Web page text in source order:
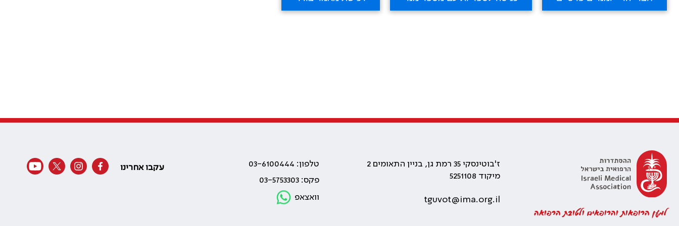
למען הרופאות והרופאים ולטובת הרפואה
ז'בוטינסקי 35 רמת גן, בניין התאומים 2
מיקוד 5251108
tguvot@ima.org.il
טלפון: 03-6100444
פקס: 03-5753303
וואצאפ
עקבו אחרינו